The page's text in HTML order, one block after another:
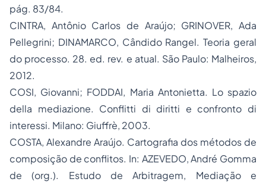
pág. 83/84.
CINTRA, Antônio Carlos de Araújo; GRINOVER, Ada
Pellegrini; DINAMARCO, Cândido Rangel. Teoria geral
do processo. 28. ed. rev. e atual. São Paulo: Malheiros,
2012.
COSI, Giovanni; FODDAI, Maria Antonietta. Lo spazio
della mediazione. Conflitti di diritti e confronto di
interessi. Milano: Giuffrè, 2003.
COSTA, Alexandre Araújo. Cartografia dos métodos de
composição de conflitos. In: AZEVEDO, André Gomma
de (org.). Estudo de Arbitragem, Mediação e